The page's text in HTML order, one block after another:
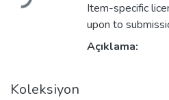
Item-specific
upon to
Açıklama:
Koleksiyon